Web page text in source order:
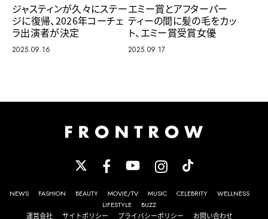
ジャスティンが久々にステー
ジに復帰、2026年コーチェ
ラ出演者が決定
2025.09.16
エミー賞とアフターパー
ティーの間に髪の毛をカッ
ト、エミー賞受賞女優
2025.09.17
NEWS FASHION BEAUTY MOVIE/TV MUSIC CELEBRITY
WELLNESS
LIFESTYLE
BUZZ
運営会社
サイトポリシー プライバシーポリシー お問い合わせ